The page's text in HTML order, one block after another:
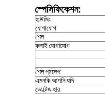
স্পেসিফিকেশন:
হাউজিং
যোগাযোগ
শেল
কলাই যোগাযোগ
শেল প্রলেপ
এমনকি আপনি যদি
ভোল্টেজ হার